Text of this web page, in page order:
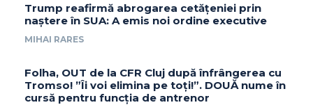
Trump reafirmă abrogarea cetățeniei prin
naștere în SUA: A emis noi ordine executive
MIHAI RARES
Folha, OUT de la CFR Cluj după înfrângerea cu
Tromso! ”Îi voi elimina pe toți!”. DOUĂ nume în
cursă pentru funcția de antrenor